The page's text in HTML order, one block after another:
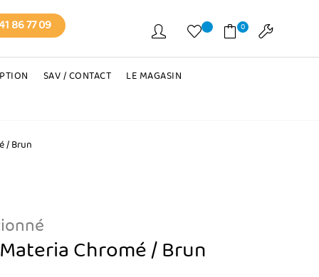
86 77 09 0
SAV / CONTACT LE MAGASIN
/ Brun
Chromé / Brun